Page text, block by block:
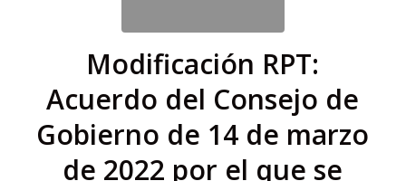
Modificación RPT:
Acuerdo del Consejo de
Gobierno de 14 de marzo
de 2022 por el que se